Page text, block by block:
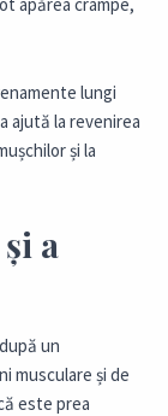
lungi
ajută la revenirea
și la
a
un
musculare și de
este prea